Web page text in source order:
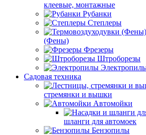
клеевые, монтажные
Рубанки
Степлеры
(Фены)
Фрезеры
Штроборезы
Садовая техника
стремянки и вышки
Автомойки
шланги для автомоек
Бензопилы